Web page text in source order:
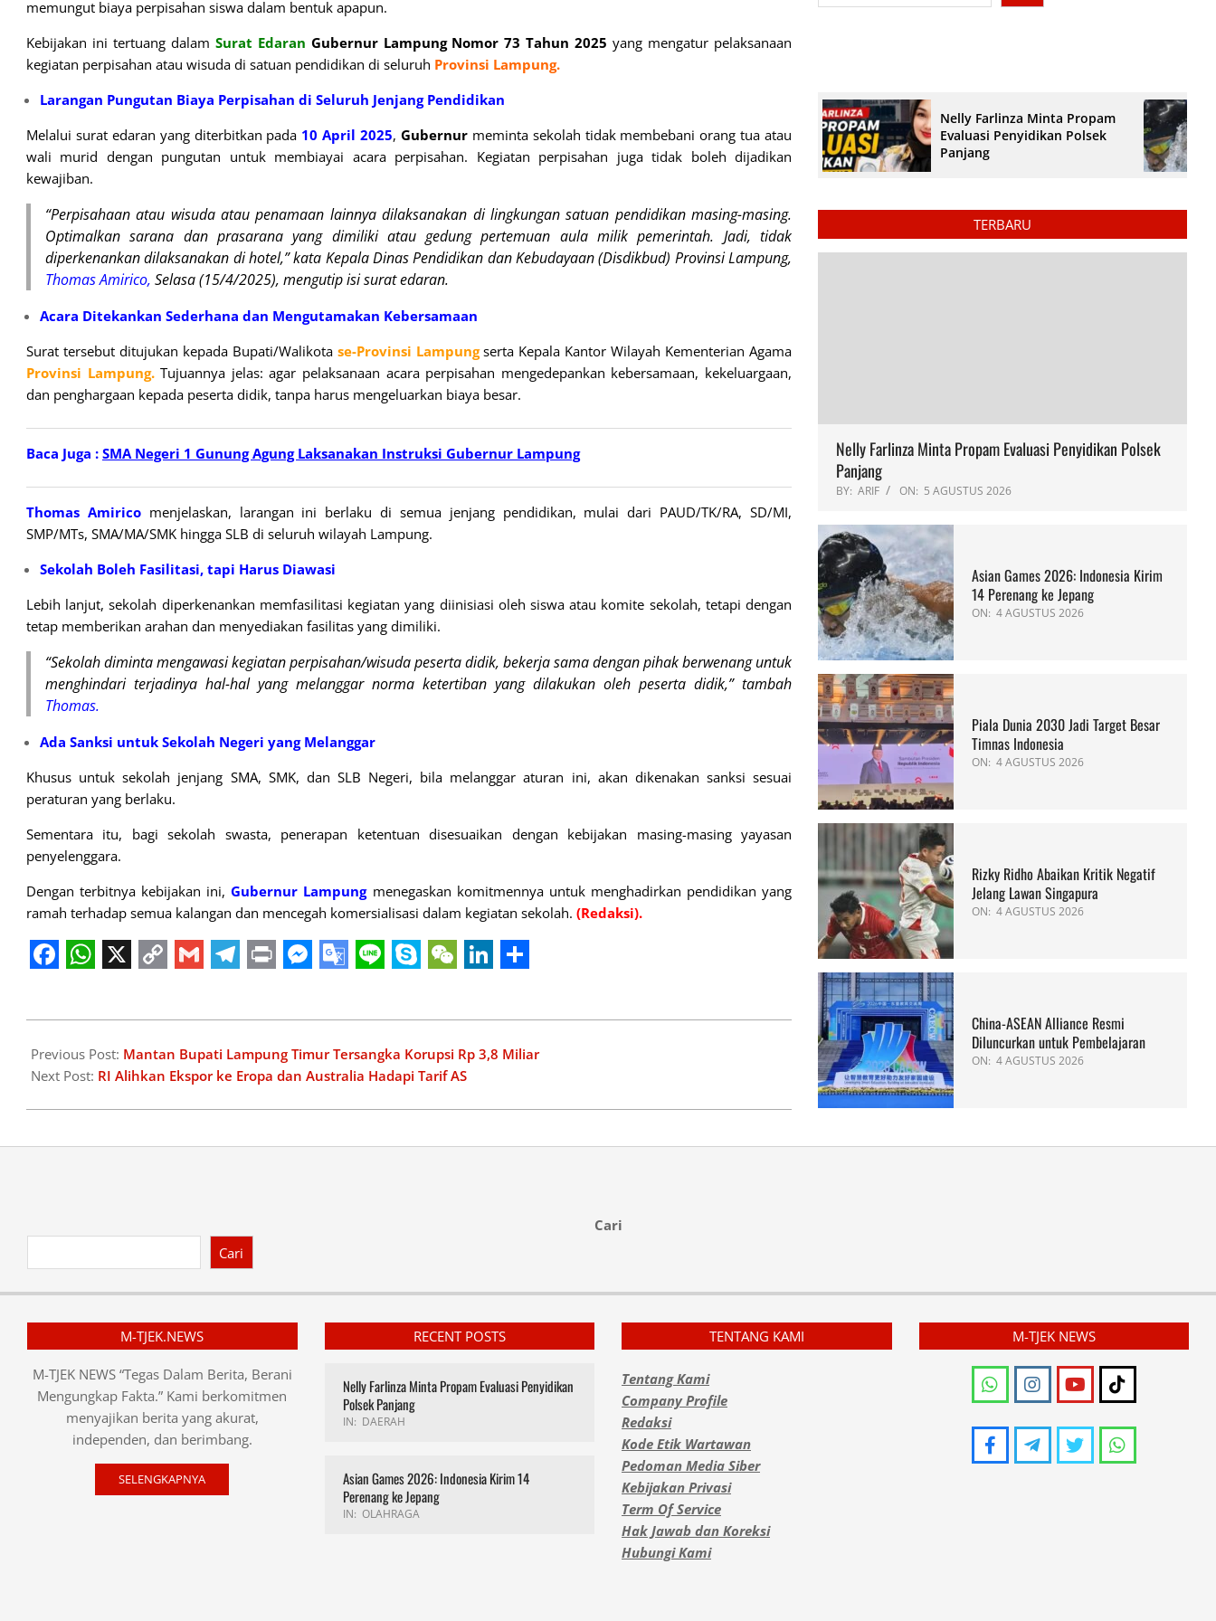
memungut biaya perpisahan siswa dalam bentuk apapun.
Kebijakan ini tertuang dalam Surat Edaran Gubernur Lampung Nomor 73 Tahun 2025 yang mengatur pelaksanaan
kegiatan perpisahan atau wisuda di satuan pendidikan di seluruh Provinsi Lampung.
Larangan Pungutan Biaya Perpisahan di Seluruh Jenjang Pendidikan
Melalui surat edaran yang diterbitkan pada 10 April 2025, Gubernurmeminta sekolah tidak membebani orang tua atau
wali murid dengan pungutan untuk membiayai acara perpisahan. Kegiatan perpisahan juga tidak boleh dijadikan
kewajiban.
“Perpisahaan atau wisuda atau penamaan lainnya dilaksanakan di lingkungan satuan pendidikan masing-masing.
Optimalkan sarana dan prasarana yang dimiliki atau gedung pertemuan aula milik pemerintah. Jadi, tidak
diperkenankan dilaksanakan di hotel,” kata Kepala Dinas Pendidikan dan Kebudayaan (Disdikbud) Provinsi Lampung,
Thomas Amirico, Selasa (15/4/2025), mengutip isi surat edaran.
Acara Ditekankan Sederhana dan Mengutamakan Kebersamaan
Surat tersebut ditujukan kepada Bupati/Walikota se-Provinsi Lampungserta Kepala Kantor Wilayah Kementerian Agama
Provinsi Lampung.Tujuannya jelas: agar pelaksanaan acara perpisahan mengedepankan kebersamaan, kekeluargaan,
dan penghargaan kepada peserta didik, tanpa harus mengeluarkan biaya besar.
Baca Juga : SMA Negeri 1 Gunung Agung Laksanakan Instruksi Gubernur Lampung
Thomas Amiricomenjelaskan, larangan ini berlaku di semua jenjang pendidikan, mulai dari PAUD/TK/RA, SD/MI,
SMP/MTs, SMA/MA/SMK hingga SLB di seluruh wilayah Lampung.
Sekolah Boleh Fasilitasi, tapi Harus Diawasi
Lebih lanjut, sekolah diperkenankan memfasilitasi kegiatan yang diinisiasi oleh siswa atau komite sekolah, tetapi dengan
tetap memberikan arahan dan menyediakan fasilitas yang dimiliki.
“Sekolah diminta mengawasi kegiatan perpisahan/wisuda peserta didik, bekerja sama dengan pihak berwenang untuk
menghindari terjadinya hal-hal yang melanggar norma ketertiban yang dilakukan oleh peserta didik,” tambah
Thomas.
Ada Sanksi untuk Sekolah Negeri yang Melanggar
Khusus untuk sekolah jenjang SMA, SMK, dan SLB Negeri, bila melanggar aturan ini, akan dikenakan sanksi sesuai
peraturan yang berlaku.
Sementara itu, bagi sekolah swasta, penerapan ketentuan disesuaikan dengan kebijakan masing-masing yayasan
penyelenggara.
Dengan terbitnya kebijakan ini,Gubernur Lampungmenegaskan komitmennya untuk menghadirkan pendidikan yang
ramah terhadap semua kalangan dan mencegah komersialisasi dalam kegiatan sekolah. (Redaksi).
Link Translate
04-
18
Previous Post: Mantan Bupati Lampung Timur Tersangka Korupsi Rp 3,8 Miliar
Next Post: RI Alihkan Ekspor ke Eropa dan Australia Hadapi Tarif AS
Nelly Farlinza Minta Propam
Evaluasi Penyidikan Polsek
Panjang
TERBARU
Nelly Farlinza Minta Propam Evaluasi Penyidikan Polsek
Panjang
BY: ARIF ON: 5 AGUSTUS 2026
Asian Games 2026: Indonesia Kirim
14 Perenang ke Jepang
ON: 4 AGUSTUS 2026
Piala Dunia 2030 Jadi Target Besar
Timnas Indonesia
ON: 4 AGUSTUS 2026
Rizky Ridho Abaikan Kritik Negatif
Jelang Lawan Singapura
ON: 4 AGUSTUS 2026
China-ASEAN Alliance Resmi
Diluncurkan untuk Pembelajaran
ON: 4 AGUSTUS 2026
Cari
Cari
M-TJEK.NEWS
M-TJEK NEWS “Tegas Dalam Berita, Berani
Mengungkap Fakta.” Kami berkomitmen
menyajikan berita yang akurat,
independen, dan berimbang.
SELENGKAPNYA
RECENT POSTS
Nelly Farlinza Minta Propam Evaluasi Penyidikan
Polsek Panjang
IN: DAERAH
Asian Games 2026: Indonesia Kirim 14
Perenang ke Jepang
IN: OLAHRAGA
TENTANG KAMI
Tentang Kami
Company Profile
Redaksi
Kode Etik Wartawan
Pedoman Media Siber
Kebijakan Privasi
Term Of Service
Hak Jawab dan Koreksi
Hubungi Kami
M-TJEK NEWS